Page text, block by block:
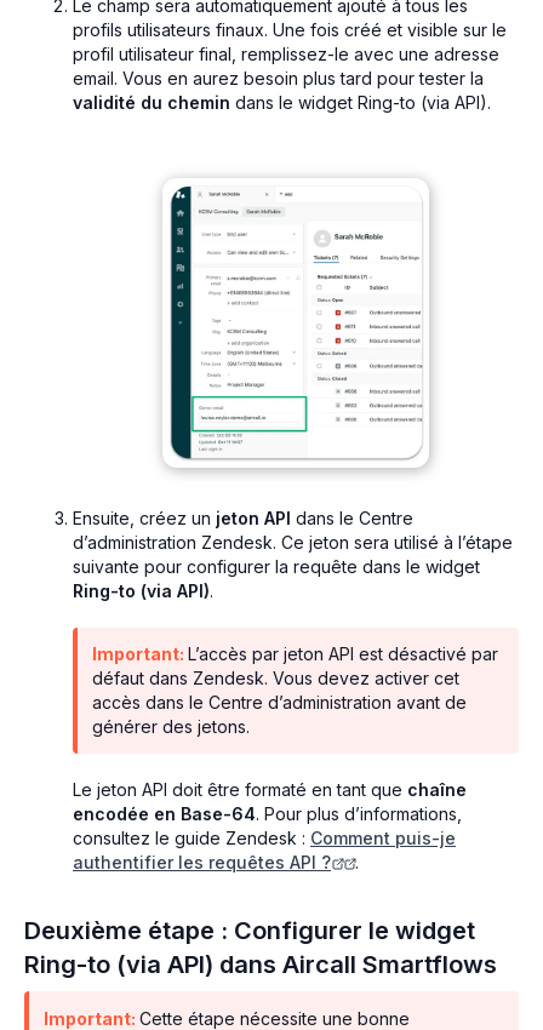
Le champ sera automatiquement ajouté à tous les
profils utilisateurs finaux. Une fois créé et visible sur le
profil utilisateur final, remplissez-le avec une adresse
email. Vous en aurez besoin plus tard pour tester la
validité du chemin dans le widget Ring-to (via API).
Ensuite, créez un jeton API dans le Centre
d’administration Zendesk. Ce jeton sera utilisé à l’étape
suivante pour configurer la requête dans le widget
Ring-to (via API).
Important: L’accès par jeton API est désactivé par
défaut dans Zendesk. Vous devez activer cet
accès dans le Centre d’administration avant de
générer des jetons.
Le jeton API doit être formaté en tant que chaîne
encodée en Base-64. Pour plus d’informations,
consultez le guide Zendesk : Comment puis-je
authentifier les requêtes API ?
.
Deuxième étape : Configurer le widget
Ring-to (via API) dans Aircall Smartflows
Important: Cette étape nécessite une bonne